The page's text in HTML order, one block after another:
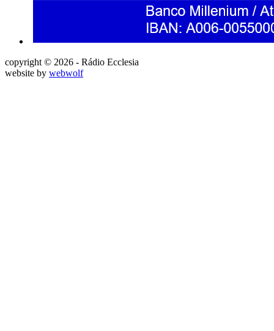
copyright © 2026 - Rádio Ecclesia
website by webwolf